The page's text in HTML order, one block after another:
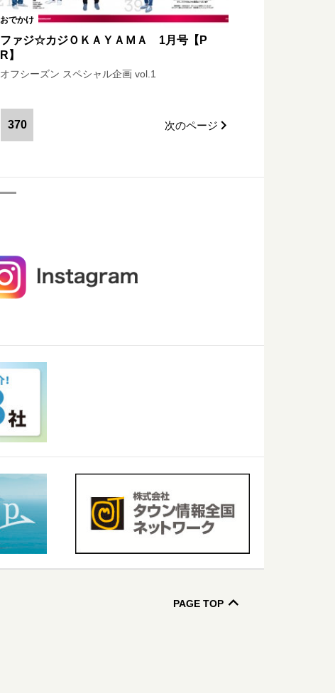
おでかけ
ファジ☆カジＯＫＡＹＡＭＡ 1月号【P
R】
オフシーズン スペシャル企画 vol.1
370 次のページ
PAGE TOP